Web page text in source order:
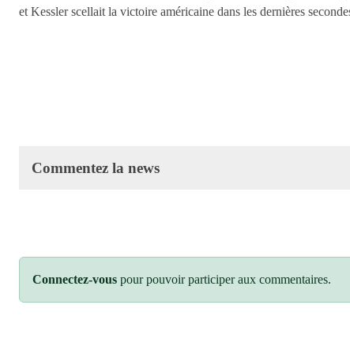
et Kessler scellait la victoire américaine dans les dernières
Commentez la news
Connectez-vous pour pouvoir participer aux commentaires.